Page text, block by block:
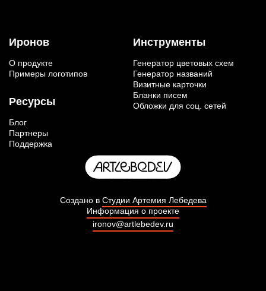
Иронов
О продукте
Примеры логотипов
Ресурсы
Блог
Партнеры
Поддержка
Инструменты
Генератор цветовых схем
Генератор названий
Визитные карточки
Бланки писем
Обложки для соц. сетей
Создано в Студии Артемия Лебедева
Информация о проекте
ironov@artlebedev.ru